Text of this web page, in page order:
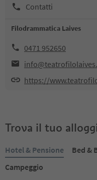
Contatti
Filodrammatica Laives
0471 952650
https://
Trova il tuo
Hotel & Pensione Bed &
Campeggio